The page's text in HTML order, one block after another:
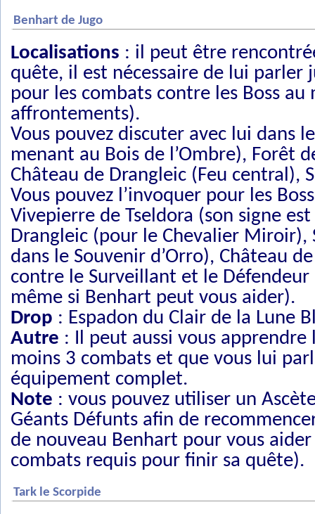
Benhart de Jugo
Localisations : il peut être
quête, il est nécessaire de lui parler
pour les combats contre les Boss
affrontements).
Vous pouvez discuter avec lui dans
menant au Bois de l’Ombre), Forêt
Château de Drangleic (Feu central),
Vous pouvez l’invoquer pour les
Vivepierre de Tseldora (son signe
Drangleic (pour le Chevalier Miroir),
dans le Souvenir d’Orro), Château
contre le Surveillant et le
même si Benhart peut vous aider).
Drop : Espadon du Clair de la Lune
Autre : Il peut aussi vous apprendre
moins 3 combats et que vous lui
équipement complet.
Note : vous pouvez utiliser un
Géants Défunts afin de
de nouveau Benhart pour vous
combats requis pour finir sa quête).
Tark le Scorpide